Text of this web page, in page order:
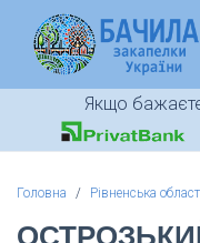
Якщо
Головна Рівненська